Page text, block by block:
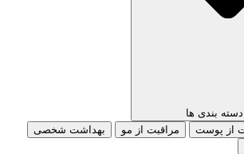
از پوست مراقبت از مو
بهداشت شخصی